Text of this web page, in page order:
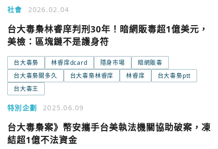
社會 2026.02.04
台大毒梟林睿庠判刑30年！暗網販毒超1億美元，
美檢：區塊鏈不是護身符
台大毒梟 林睿庠dcard 隱身市場
暗網販毒
台大毒梟關多久
台大毒梟林睿庠 林睿庠
台大毒梟ptt
台大毒王
特別企劃 2025.06.09
台大毒梟案》幣安攜手台美執法機關協助破案，凍
結超1億不法資金
今日熱門
您已閒置5分鐘，請點擊關閉按鈕或空白處，即可回到加密
今日熱門